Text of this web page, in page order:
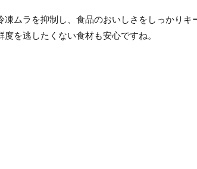
ムラを抑制し、食品のおいしさをしっかりキ
を逃したくない食材も安心ですね。